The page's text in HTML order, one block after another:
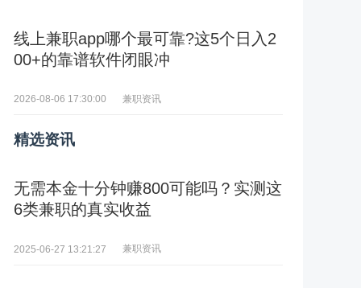
线上兼职app哪个最可靠?这5个日入2
00+的靠谱软件闭眼冲
2026-08-06 17:30:00 兼职资讯
精选资讯
无需本金十分钟赚800可能吗？实测这
6类兼职的真实收益
2025-06-27 13:21:27 兼职资讯